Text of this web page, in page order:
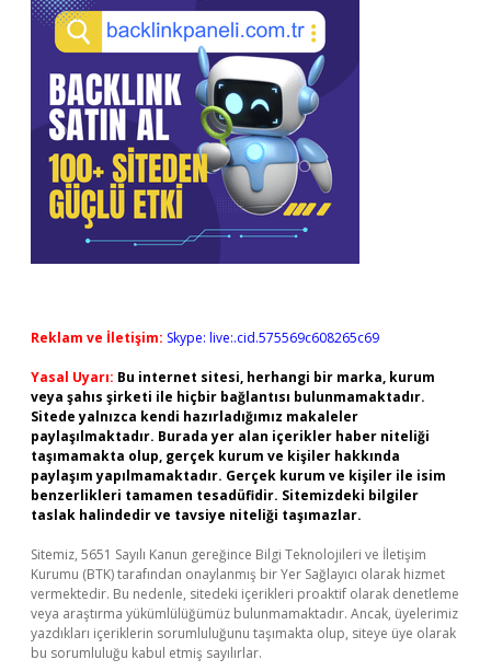
Reklam ve İletişim: Skype: live:.cid.575569c608265c69
Yasal Uyarı: Bu internet sitesi, herhangi bir marka, kurum
veya şahıs şirketi ile hiçbir bağlantısı bulunmamaktadır.
Sitede yalnızca kendi hazırladığımız makaleler
paylaşılmaktadır. Burada yer alan içerikler haber niteliği
taşımamakta olup, gerçek kurum ve kişiler hakkında
paylaşım yapılmamaktadır. Gerçek kurum ve kişiler ile isim
benzerlikleri tamamen tesadüfidir. Sitemizdeki bilgiler
taslak halindedir ve tavsiye niteliği taşımazlar.
Sitemiz, 5651 Sayılı Kanun gereğince Bilgi Teknolojileri ve İletişim
Kurumu (BTK) tarafından onaylanmış bir Yer Sağlayıcı olarak hizmet
vermektedir. Bu nedenle, sitedeki içerikleri proaktif olarak denetleme
veya araştırma yükümlülüğümüz bulunmamaktadır. Ancak, üyelerimiz
yazdıkları içeriklerin sorumluluğunu taşımakta olup, siteye üye olarak
bu sorumluluğu kabul etmiş sayılırlar.